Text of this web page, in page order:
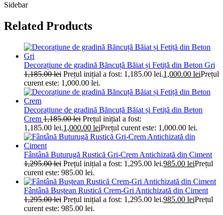
Sidebar
Related Products
Decorațiune de gradină Băncuță Băiat și Fetiță din Beton Gri
1,185.00lei Prețul inițial a fost: 1,185.00 lei.1,000.00 leiPrețul
curent este: 1,000.00 lei.
Decorațiune de gradină Băncuță Băiat și Fetiță din Beton
Crem 1,185.00lei Prețul inițial a fost:
1,185.00 lei.1,000.00 leiPrețul curent este: 1,000.00 lei.
Fântână Buturugă Rustică Gri-Crem Antichizată din Ciment
1,295.00lei Prețul inițial a fost: 1,295.00 lei.985.00 leiPrețul
curent este: 985.00 lei.
Fântână Buștean Rustică Crem-Gri Antichizată din Ciment
1,295.00lei Prețul inițial a fost: 1,295.00 lei.985.00 leiPrețul
curent este: 985.00 lei.